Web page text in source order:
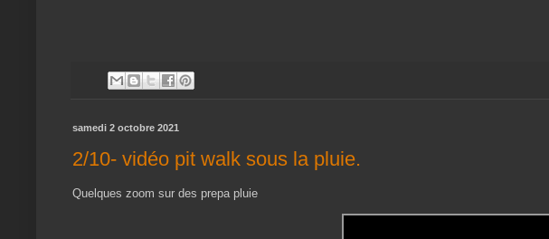
samedi 2 octobre 2021
2/10- vidéo pit walk sous la pluie.
Quelques zoom sur des prepa pluie